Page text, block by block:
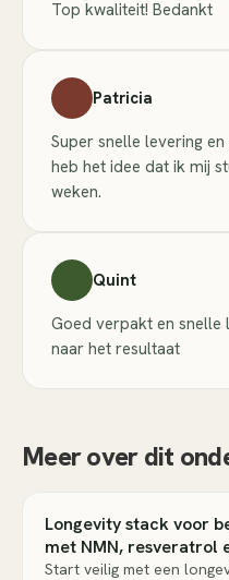
Top kwaliteit! Bedankt
Patricia
Super snelle levering
heb het idee dat ik mij
weken.
Quint
Goed verpakt en snelle
naar het resultaat
Meer over dit
Longevity stack voor
met NMN, resveratrol
Start veilig met een